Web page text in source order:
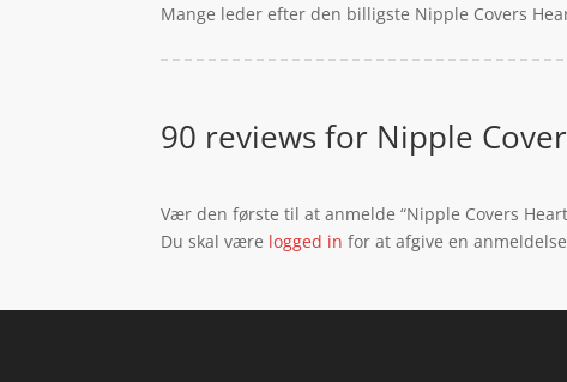
Mange leder efter den billigste Nipple Covers
90 reviews for Nipple
Vær den første til at anmelde “Nipple Covers Heart
Du skal være logged in for at afgive en